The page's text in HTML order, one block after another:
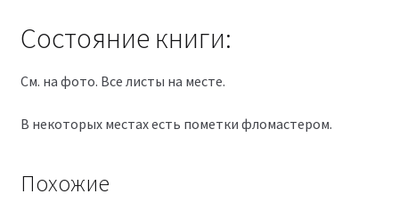
Состояние книги:
См. на фото. Все листы на месте.
В некоторых местах есть пометки фломастером.
Похожие